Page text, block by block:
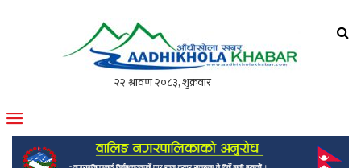
मोफसलकै लोकप्रिय अनलाइन पत्रिका